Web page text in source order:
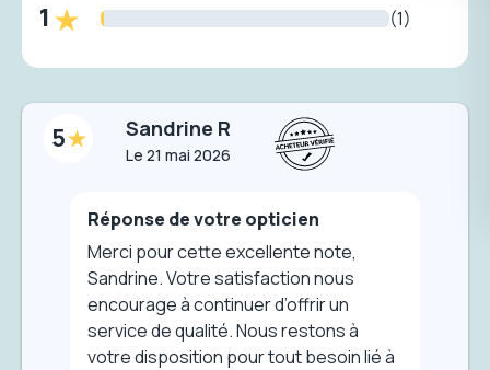
1 (1)
5 Sandrine R
Le 21 mai 2026
Réponse de votre opticien
Merci pour cette excellente note,
Sandrine. Votre satisfaction nous
encourage à continuer d’offrir un
service de qualité. Nous restons à
votre disposition pour tout besoin lié à